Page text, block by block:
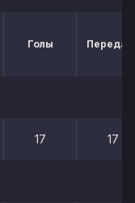
Голы
17 17